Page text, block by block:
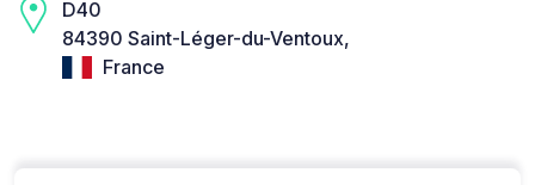
D40
84390 Saint-Léger-du-Ventoux,
France